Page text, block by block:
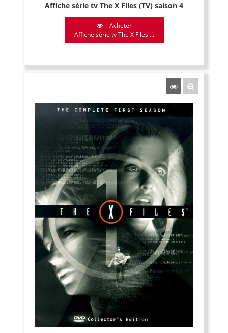
Affiche série tv The X Files (TV) saison 4
Acheter
Affiche série tv The X Files ...